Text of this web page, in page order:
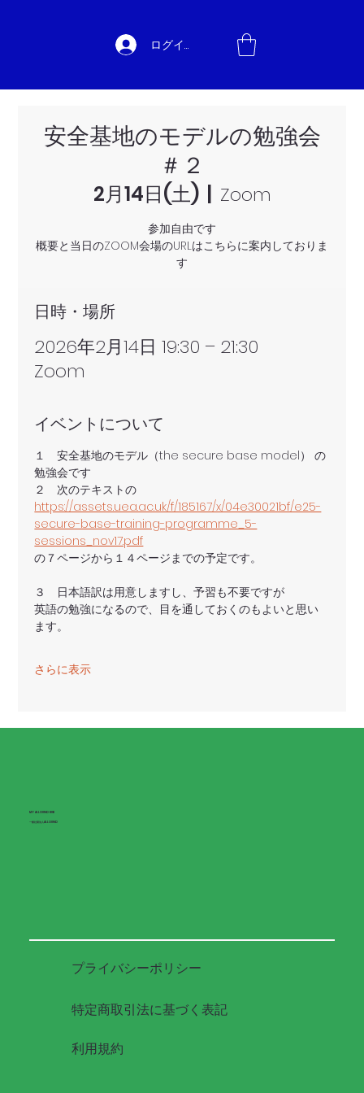
ログイン
安全基地のモデルの勉強会
＃２
2月14日(土)
  |
Zoom
参加自由です
概要と当日のZOOM会場のURLはこちらに案内しておりま
す
日時・場所
2026年2月14日 19:30 – 21:30
Zoom
イベントについて
１　安全基地のモデル（the secure base model） の
勉強会です
２　次のテキストの
https://assets.uea.ac.uk/f/185167/x/04e30021bf/e25-
secure-base-training-programme_5-
sessions_nov17.pdf
の７ページから１４ページまでの予定です。
３　日本語訳は用意しますし、予習も不要ですが
英語の勉強になるので、目を通しておくのもよいと思い
ます。
さらに表示
​MY ALLOUND HUB
​一般社団法人ALLOUND
プライバシーポリシー
特定商取引法に基づく表記
利用規約